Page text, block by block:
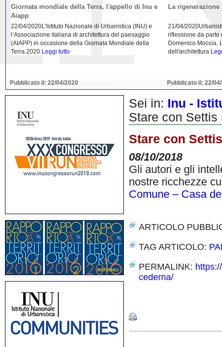
Giornata mondiale della Terra, l'appello di Inu e
Aiapp
22/04/2020L'Istituto Nazionale di Urbanistica (INU) e
l’Associazione italiana di architettura del paesaggio
(AIAPP) in occasione della Giornata Mondiale della
Terra 2020 Leggi tutto
Pubblicato il: 22/04/2020
La
21/04/
riflessione da parte
Domenico Moccia.
dell'architettura
Pubblicato il: 22/
Sei in: Inu -
Stare con Settis
Stare con
08/10/2018
Gli autori e gli
nostre ricchezze
Comune – Casa
ARTICOLO
TAG ARTICOLO:
PERMALINK:
cederna/